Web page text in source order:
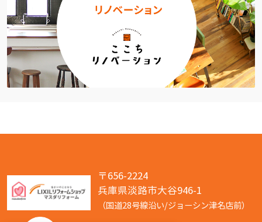
〒656-2224
兵庫県淡路市大谷946-1
（国道28号線沿い/ジョーシン津名店前）